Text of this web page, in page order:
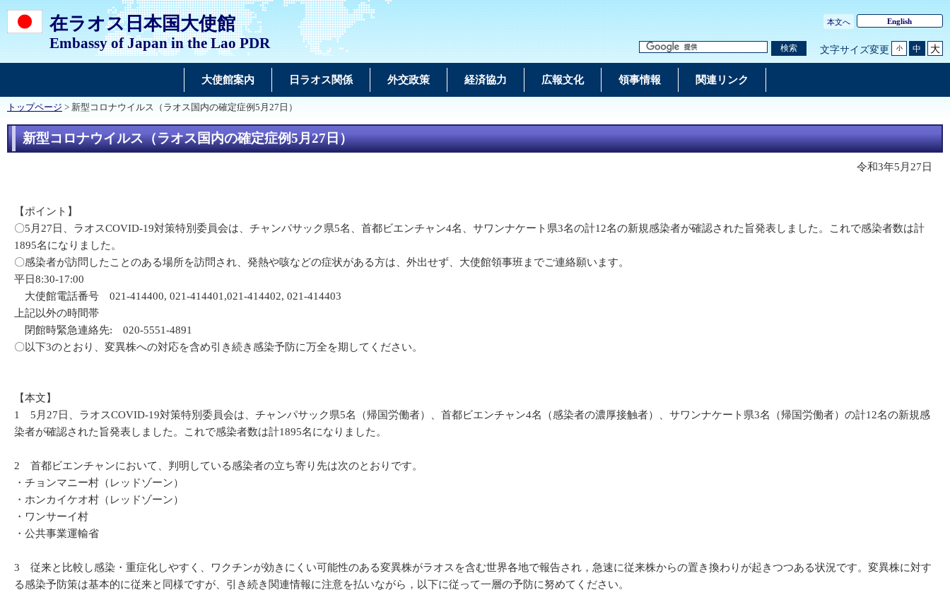
在ラオス日本国大使館
Embassy of Japan in the Lao PDR
本文へ English
検索 文字サイズ変更 小 中 大
大使館案内 日ラオス関係 外交政策 経済協力 広報文化 領事情報 関連リンク
トップページ > 新型コロナウイルス（ラオス国内の確定症例5月27日）
新型コロナウイルス（ラオス国内の確定症例5月27日）
令和3年5月27日
【ポイント】
〇5月27日、ラオスCOVID-19対策特別委員会は、チャンパサック県5名、首都ビエンチャン4名、サワンナケート県3名の計12名の新規感染者が確認された旨発表しました。これで感染者数は計
1895名になりました。
〇感染者が訪問したことのある場所を訪問され、発熱や咳などの症状がある方は、外出せず、大使館領事班までご連絡願います。
平日8:30-17:00
大使館電話番号 021-414400, 021-414401,021-414402, 021-414403
上記以外の時間帯
閉館時緊急連絡先: 020-5551-4891
〇以下3のとおり、変異株への対応を含め引き続き感染予防に万全を期してください。
【本文】
1 5月27日、ラオスCOVID-19対策特別委員会は、チャンパサック県5名（帰国労働者）、首都ビエンチャン4名（感染者の濃厚接触者）、サワンナケート県3名（帰国労働者）の計12名の新規感
染者が確認された旨発表しました。これで感染者数は計1895名になりました。
2 首都ビエンチャンにおいて、判明している感染者の立ち寄り先は次のとおりです。
・チョンマニー村（レッドゾーン）
・ホンカイケオ村（レッドゾーン）
・ワンサーイ村
・公共事業運輸省
3 従来と比較し感染・重症化しやすく、ワクチンが効きにくい可能性のある変異株がラオスを含む世界各地で報告され，急速に従来株からの置き換わりが起きつつある状況です。変異株に対す
る感染予防策は基本的に従来と同様ですが、引き続き関連情報に注意を払いながら，以下に従って一層の予防に努めてください。